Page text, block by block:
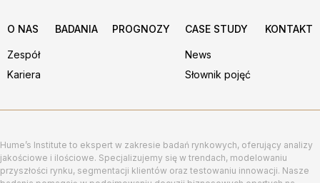
O NAS
Zespół
Kariera
BADANIA PROGNOZY CASE STUDY
News
Słownik pojęć
KONTAKT
Hume’s Institute to ekspert w zakresie badań rynkowych, oferujący analizy
jakościowe i ilościowe. Specjalizujemy się w trendach, modelowaniu
przyszłości rynku, segmentacji klientów oraz testowaniu innowacji. Nasze